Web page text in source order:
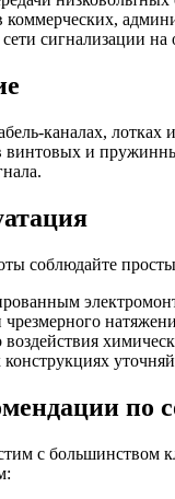
сигнализации
каналах,
и
соблюдайте
чрезмерного
по
с большинством